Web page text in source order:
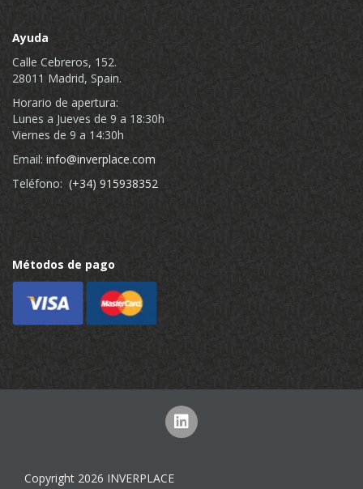
Ayuda
Calle Cebreros, 152.
28011 Madrid, Spain.
Horario de apertura:
Lunes a Jueves de 9 a 18:30h
Viernes de 9 a 14:30h
Email: info@inverplace.com
Teléfono: (+34) 915938352
Métodos de pago
Copyright 2026 INVERPLACE